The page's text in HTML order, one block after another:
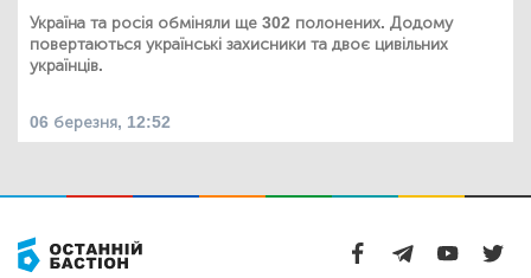
Україна та росія обміняли ще 302 полонених. Додому
повертаються українські захисники та двоє цивільних
українців.
06 березня, 12:52